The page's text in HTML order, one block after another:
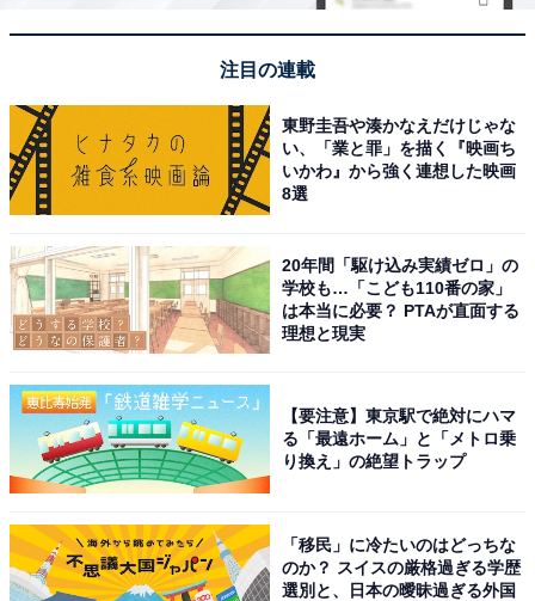
中央大学デザイン
王道のカレッジロゴデザインと大学のエンブレムをプリ
ントしたスウェットや、同大学の象徴とされる「白門」
をイラストにしたスウェットが登場。
■法政大学デザイン
注目の連載
東野圭吾や湊かなえだけじゃな
い、「業と罪」を描く『映画ち
いかわ』から強く連想した映画
8選
20年間「駆け込み実績ゼロ」の
学校も…「こども110番の家」
は本当に必要？ PTAが直面する
理想と現実
【要注意】東京駅で絶対にハマ
る「最遠ホーム」と「メトロ乗
り換え」の絶望トラップ
「移民」に冷たいのはどっちな
のか？ スイスの厳格過ぎる学歴
選別と、日本の曖昧過ぎる外国